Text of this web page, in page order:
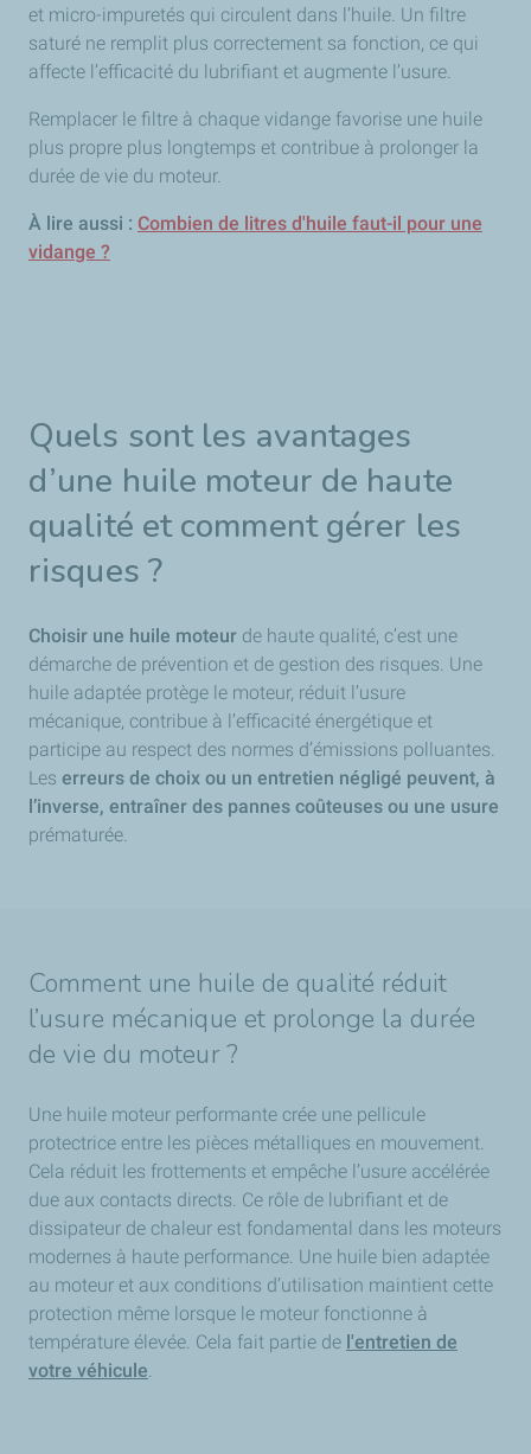
et micro-impuretés qui circulent dans l’huile. Un filtre
saturé ne remplit plus correctement sa fonction, ce qui
affecte l’efficacité du lubrifiant et augmente l’usure.
Remplacer le filtre à chaque vidange favorise une huile
plus propre plus longtemps et contribue à prolonger la
durée de vie du moteur.
À lire aussi : Combien de litres d'huile faut-il pour une
vidange ?
Quels sont les avantages
d’une huile moteur de haute
qualité et comment gérer les
risques ?
Choisir une huile moteur de haute qualité, c’est une
démarche de prévention et de gestion des risques. Une
huile adaptée protège le moteur, réduit l’usure
mécanique, contribue à l’efficacité énergétique et
participe au respect des normes d’émissions polluantes.
Les erreurs de choix ou un entretien négligé peuvent, à
l’inverse, entraîner des pannes coûteuses ou une usure
prématurée.
Comment une huile de qualité réduit
l’usure mécanique et prolonge la durée
de vie du moteur ?
Une huile moteur performante crée une pellicule
protectrice entre les pièces métalliques en mouvement.
Cela réduit les frottements et empêche l’usure accélérée
due aux contacts directs. Ce rôle de lubrifiant et de
dissipateur de chaleur est fondamental dans les moteurs
modernes à haute performance. Une huile bien adaptée
au moteur et aux conditions d’utilisation maintient cette
protection même lorsque le moteur fonctionne à
température élevée. Cela fait partie de l'entretien de
votre véhicule.